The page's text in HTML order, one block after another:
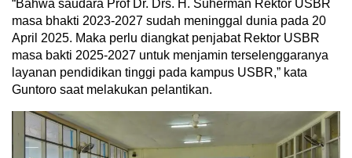
“Bahwa saudara Prof Dr. Drs. H. Suherman Rektor USBR
masa bhakti 2023-2027 sudah meninggal dunia pada 20
April 2025. Maka perlu diangkat penjabat Rektor USBR
masa bakti 2025-2027 untuk menjamin terselenggaranya
layanan pendidikan tinggi pada kampus USBR,” kata
Guntoro saat melakukan pelantikan.